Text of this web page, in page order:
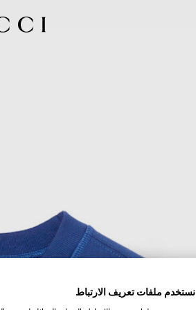
نستخدم ملفات تعريف الارتباط